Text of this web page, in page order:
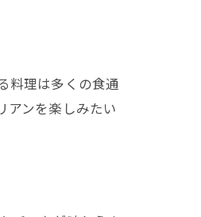
料理は多くの食通
アンを楽しみたい